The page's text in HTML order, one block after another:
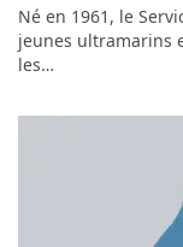
Né en 1961, le
jeunes ultramarins
les…